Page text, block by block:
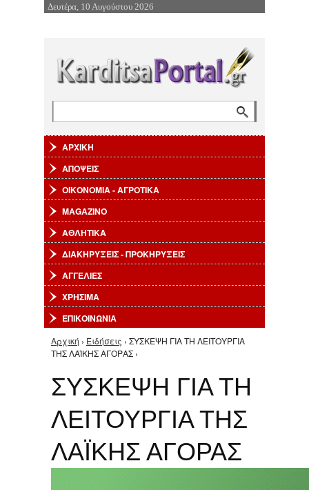
Επιστροφή στην Πλοήγηση
Δευτέρα, 10 Αυγούστου 2026
ΑΡΧΙΚΗ
ΑΠΟΨΕΙΣ
ΟΙΚΟΝΟΜΙΑ - ΑΓΡΟΤΙΚΑ
MAGAZINO
ΑΘΛΗΤΙΚΑ
ΔΙΑΚΗΡΥΞΕΙΣ - ΠΡΟΚΗΡΥΞΕΙΣ
ΑΓΓΕΛΙΕΣ
ΧΡΗΣΙΜΑ
ΕΠΙΚΟΙΝΩΝΙΑ
Είστε εδώ
Αρχική › Ειδήσεις › ΣΥΣΚΕΨΗ ΓΙΑ ΤΗ ΛΕΙΤΟΥΡΓΙΑ
ΤΗΣ ΛΑΪΚΗΣ ΑΓΟΡΑΣ ›
ΣΥΣΚΕΨΗ ΓΙΑ ΤΗ
ΛΕΙΤΟΥΡΓΙΑ ΤΗΣ
ΛΑΪΚΗΣ ΑΓΟΡΑΣ